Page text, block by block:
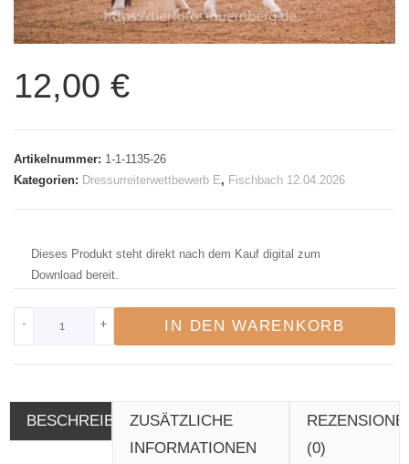
12,00 €
Artikelnummer: 1-1-1135-26
Kategorien: Dressurreiterwettbewerb E, Fischbach 12.04.2026
Dieses Produkt steht direkt nach dem Kauf digital zum
Download bereit.
- + IN DEN WARENKORB
BESCHREIBUNGZUSÄTZLICHE
INFORMATIONEN
(0)